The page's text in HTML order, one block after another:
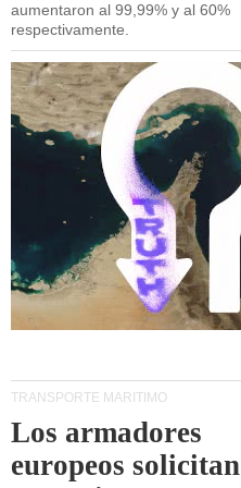
aumentaron al 99,99% y al 60%
respectivamente.
TRANSPORTE MARÍTIMO
Los armadores
europeos solicitan